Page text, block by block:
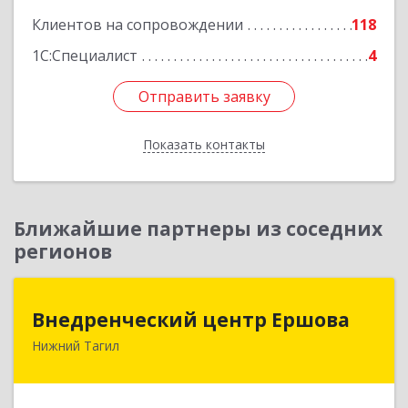
Клиентов на сопровождении
118
1С:Специалист
4
Отправить заявку
Показать контакты
Отправить заявку
Назад
Ближайшие партнеры из соседних
регионов
Внедренческий центр Ершова
Нижний Тагил
Внедренческий центр Ершова
622030, Свердловская обл, Нижний Тагил г,